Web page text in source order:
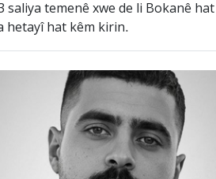
saliya temenê xwe de li Bokanê
hetayî hat kêm kirin.